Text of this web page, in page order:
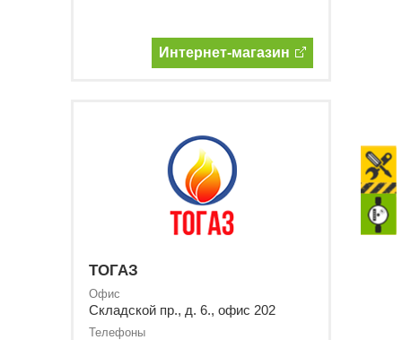
Интернет-магазин
ТОГАЗ
Офис
Складской пр., д. 6., офис 202
Телефоны